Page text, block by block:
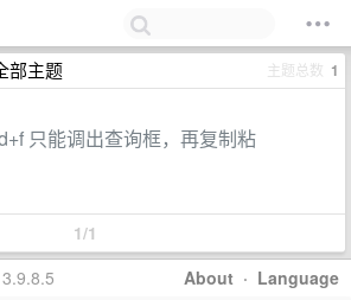
部主题 主题总数 1
只能调出查询框，再复制粘
1/1
About · Language